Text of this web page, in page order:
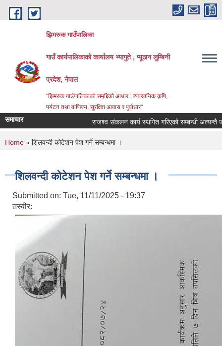
Skip to main content
झिमरुक गाउँपालिका
गाउँ कार्यपालिकाको कार्यालय भ्यागुते , प्यूठान लुम्बिनी
प्रदेश, नेपाल
"झिमरुक गाउँपालिकाको समृद्दिको आधार : व्यवसायिक कृषि,
पर्यटन तथा वाणिज्य, सुरक्षित आवास र पुर्वाधार"
समाचार राजश्व संकलन कार्य स्थगित गरिएको सम्बन्धी अत्यन्तै
You are here
Home » शिलवन्दी कोटेशन पेश गर्ने सम्बन्धमा ।
शिलवन्दी कोटेशन पेश गर्ने सम्बन्धमा ।
Submitted on: Tue, 11/11/2025 - 19:37
तस्बीर: